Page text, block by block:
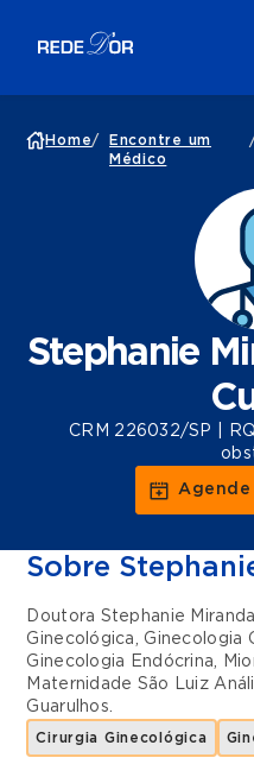
Home/
Encontre um
Médico
Stephanie
CRM 226032/SP |
Sobre
Doutora Stephanie
Ginecológica, Ginecologia
Ginecologia Endócrina,
Maternidade São Luiz
Guarulhos.
Cirurgia Ginecológica